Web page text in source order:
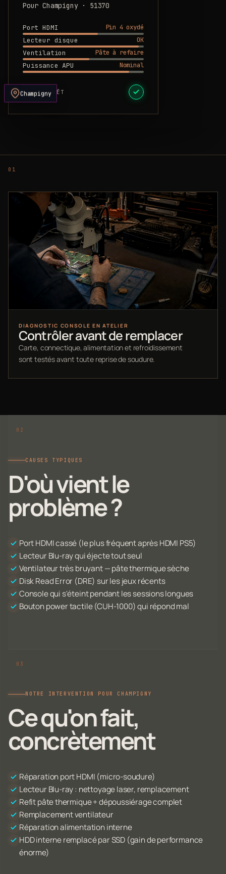
Pour Champigny · 51370
Port HDMI
Pin 4 oxydé
Lecteur disque
OK
Ventilation
Pâte à refaire
Puissance APU
Nominal
DEVIS PRÊT
Champigny
DIAGNOSTIC CONSOLE EN ATELIER
Contrôler avant de remplacer
Carte, connectique, alimentation et refroidissement
sont testés avant toute reprise de soudure.
CAUSES TYPIQUES
D'où vient le
problème ?
Port HDMI cassé (le plus fréquent après HDMI PS5)
Lecteur Blu-ray qui éjecte tout seul
Ventilateur très bruyant — pâte thermique sèche
Disk Read Error (DRE) sur les jeux récents
Console qui s'éteint pendant les sessions longues
Bouton power tactile (CUH-1000) qui répond mal
NOTRE INTERVENTION POUR CHAMPIGNY
Ce qu'on fait,
concrètement
Réparation port HDMI (micro-soudure)
Lecteur Blu-ray : nettoyage laser, remplacement
Refit pâte thermique + dépoussiérage complet
Remplacement ventilateur
Réparation alimentation interne
HDD interne remplacé par SSD (gain de performance
énorme)